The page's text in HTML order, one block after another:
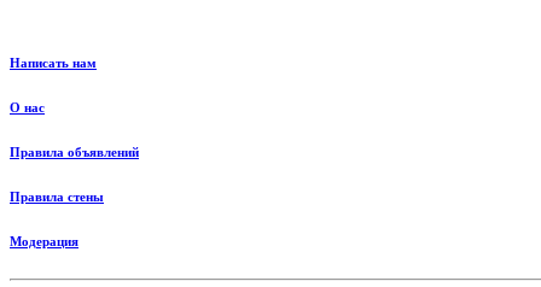
Написать нам
О нас
Правила объявлений
Правила стены
Модерация